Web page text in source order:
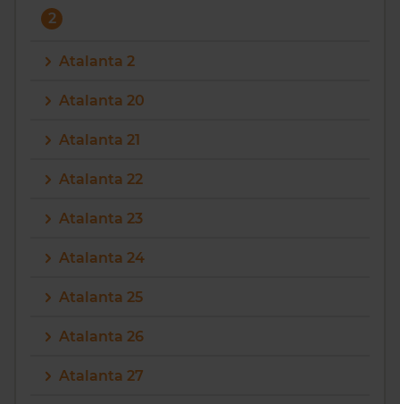
2
Atalanta 2
Atalanta 20
Atalanta 21
Atalanta 22
Atalanta 23
Atalanta 24
Atalanta 25
Atalanta 26
Atalanta 27